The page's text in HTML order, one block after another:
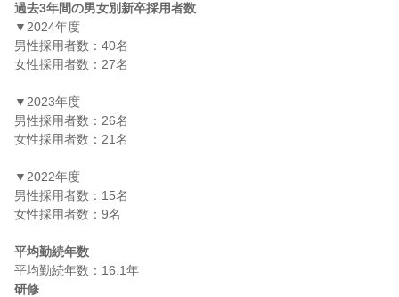
過去3年間の男女別新卒採用者数
▼2024年度
男性採用者数：40名
女性採用者数：27名
▼2023年度
男性採用者数：26名
女性採用者数：21名
▼2022年度
男性採用者数：15名
女性採用者数：9名
平均勤続年数
研修